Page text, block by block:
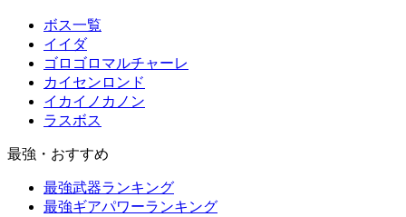
ボス一覧
イイダ
ゴロゴロマルチャーレ
カイセンロンド
イカイノカノン
ラスボス
最強・おすすめ
最強武器ランキング
最強ギアパワーランキング